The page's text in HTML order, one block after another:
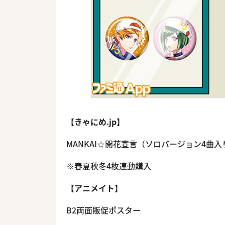
【きゃにめ.jp】
MANKAI☆開花宣言（ソロバージョン4曲入
※春夏秋冬4枚連動購入
【アニメイト】
B2両面販促ポスター